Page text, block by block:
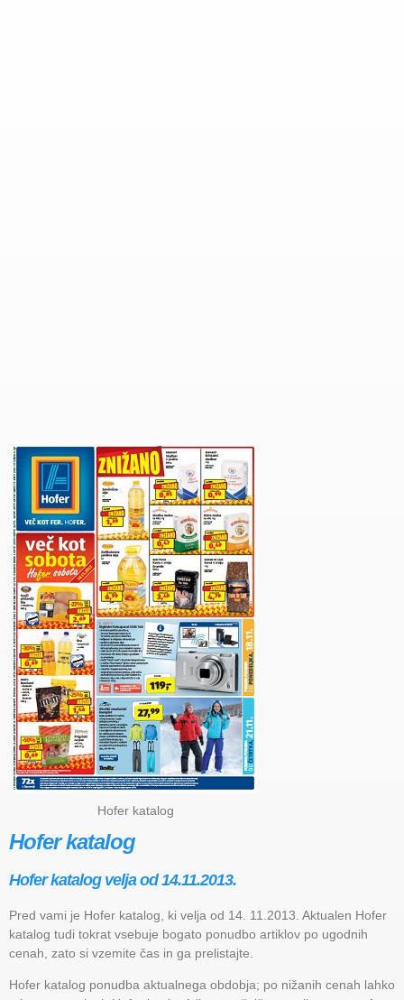
Hofer katalog
Hofer katalog
Hofer katalog velja od 14.11.2013.
Pred vami je Hofer katalog, ki velja od 14. 11.2013. Aktualen Hofer
katalog tudi tokrat vsebuje bogato ponudbo artiklov po ugodnih
cenah, zato si vzemite čas in ga prelistajte.
Hofer katalog ponudba aktualnega obdobja; po nižanih cenah lahko